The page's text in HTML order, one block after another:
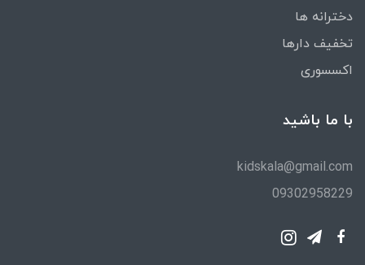
دخترانه ها
تخفیف دارها
اکسسوری
با ما باشید
kidskala@gmail.com
09302958229